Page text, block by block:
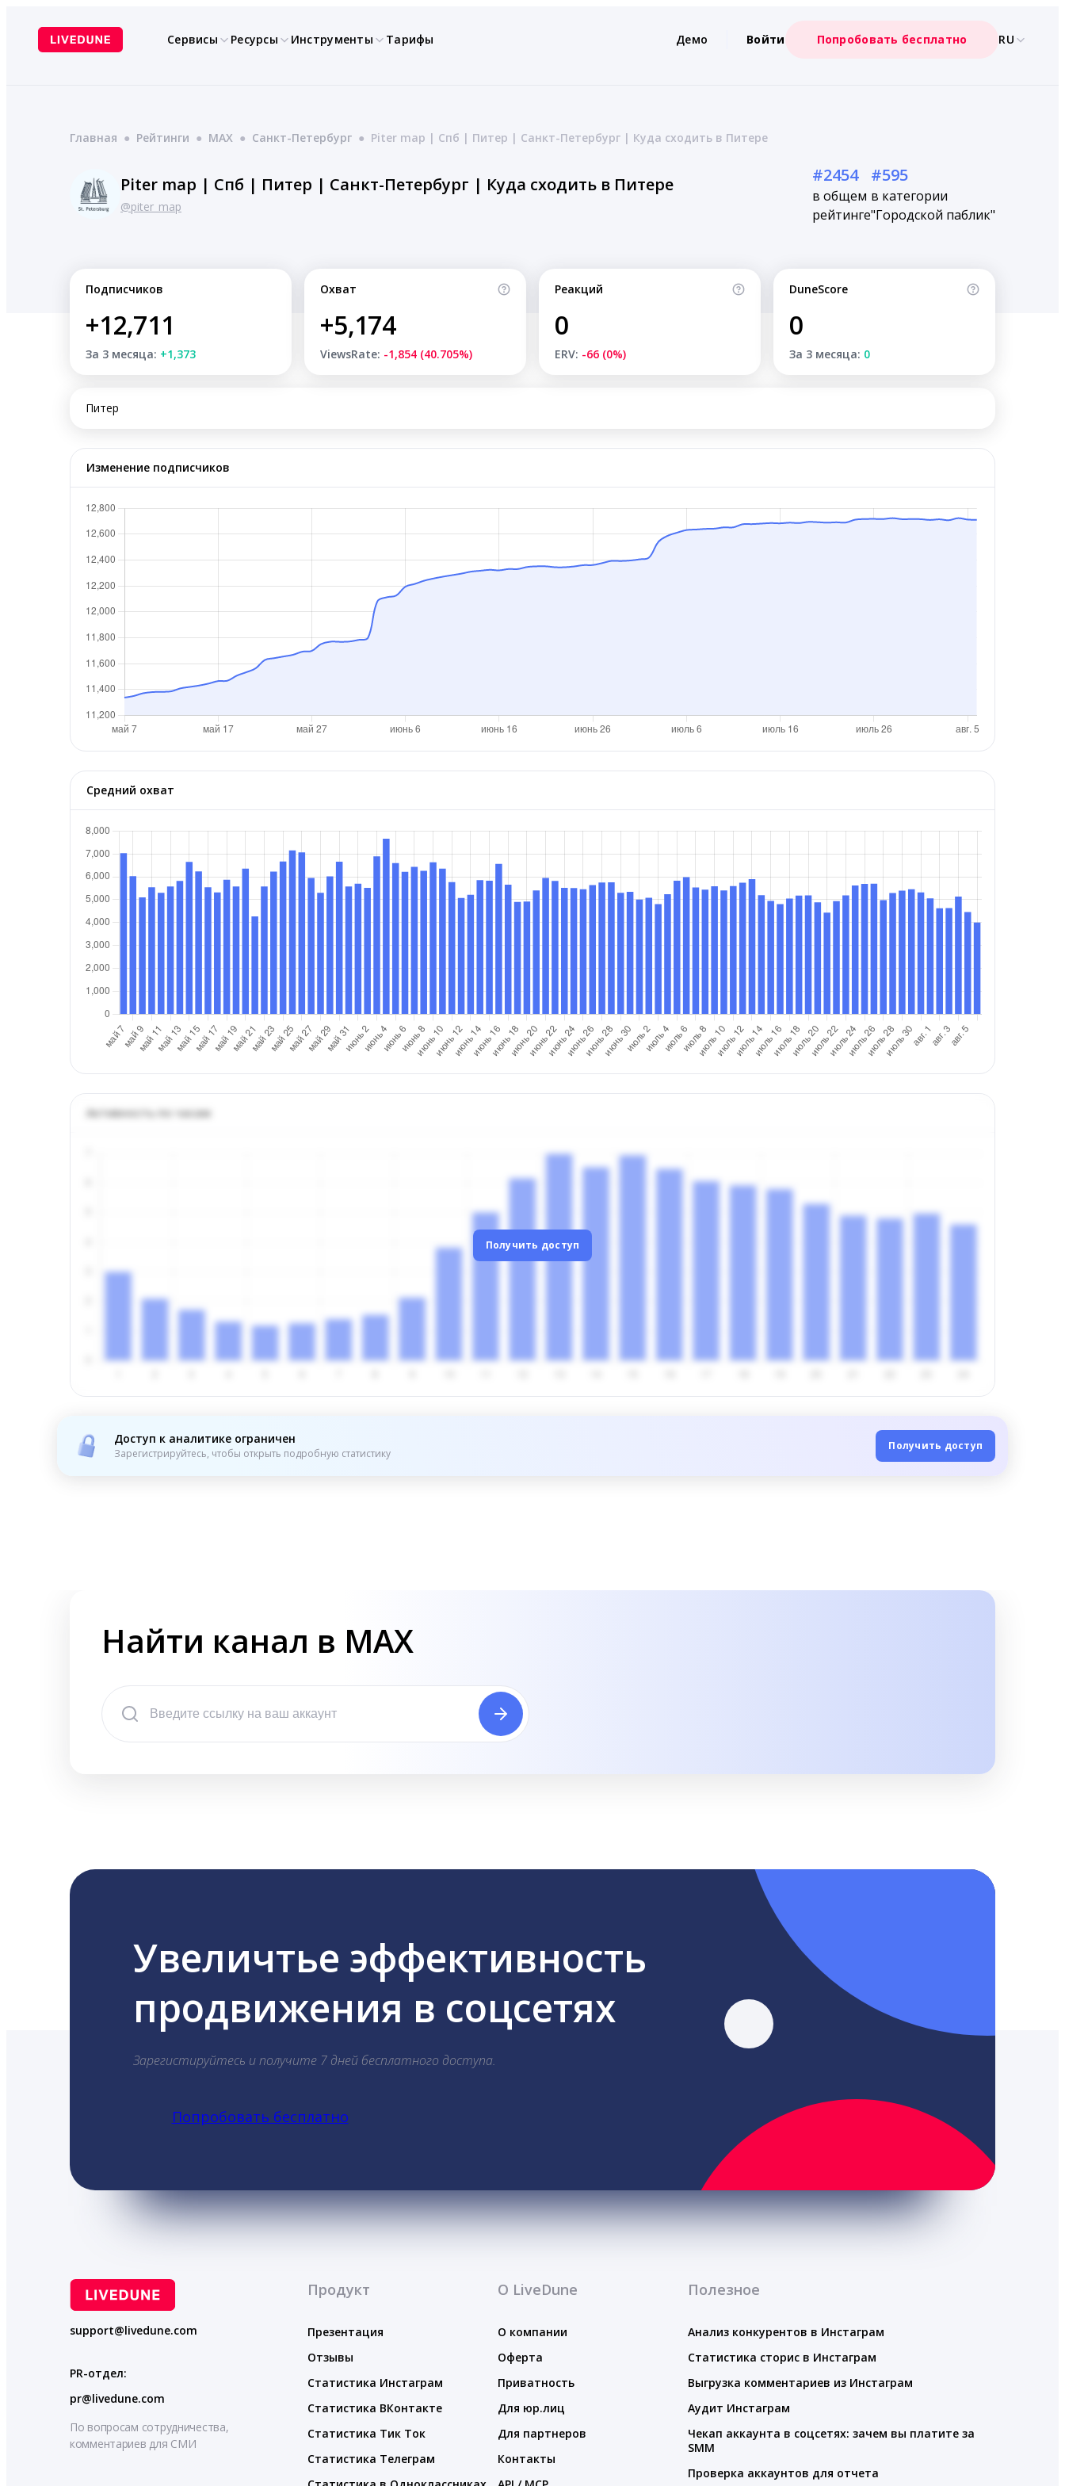
содержимому
Сервисы Ресурсы Инструменты Тарифы Демо Войти Попробовать бесплатно RU
Главная ● Рейтинги ● MAX ● Санкт-Петербург ● Piter map | Спб | Питер | Санкт-Петербург | Куда сходить в Питере
Piter map | Спб | Питер | Санкт-Петербург | Куда сходить в Питере
@piter_map
#2454
в общем
рейтинге
#595
в категории
"Городской паблик"
Подписчиков
+12,711
За 3 месяца: +1,373
Охват
+5,174
ViewsRate: -1,854 (40.705%)
Реакций
0
ERV: -66 (0%)
DuneScore
0
За 3 месяца: 0
Питер
Изменение подписчиков
Средний охват
Активность по часам
Получить доступ
Доступ к аналитике ограничен
Зарегистрируйтесь, чтобы открыть подробную статистику
Получить доступ
Найти канал в MAX
Увеличтье эффективность
продвижения в соцсетях
Зарегистируйтесь и получите 7 дней бесплатного доступа.
Попробовать бесплатно
support@livedune.com
PR-отдел:
pr@livedune.com
По вопросам сотрудничества,
комментариев для СМИ
Продукт
Презентация
Отзывы
Статистика Инстаграм
Статистика ВКонтакте
Статистика Тик Ток
Статистика Телеграм
О LiveDune
О компании
Оферта
Приватность
Для юр.лиц
Для партнеров
Контакты
Полезное
Анализ конкурентов в Инстаграм
Статистика сторис в Инстаграм
Выгрузка комментариев из Инстаграм
Аудит Инстаграм
Чекап аккаунта в соцсетях: зачем вы платите за
SMM
Проверка аккаунтов для отчета